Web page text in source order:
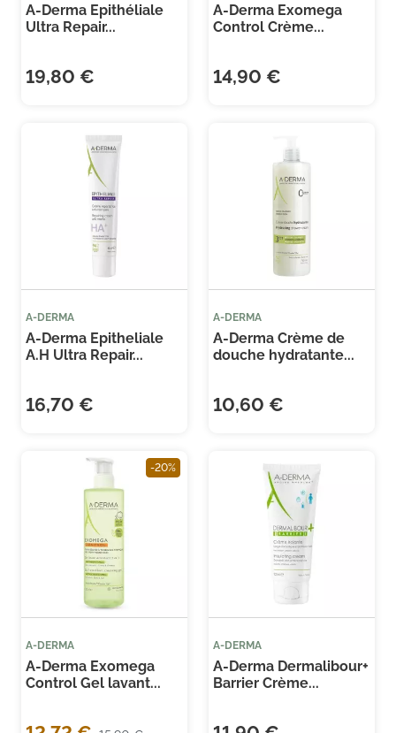
A-Derma Epithéliale
Ultra Repair...
19,80 €
A-Derma Exomega
Control Crème...
14,90 €
A-DERMA
A-Derma Epitheliale
A.H Ultra Repair...
16,70 €
A-DERMA
A-Derma Crème de
douche hydratante...
10,60 €
-20%
A-DERMA
A-Derma Exomega
Control Gel lavant...
A-DERMA
A-Derma Dermalibour+
Barrier Crème...